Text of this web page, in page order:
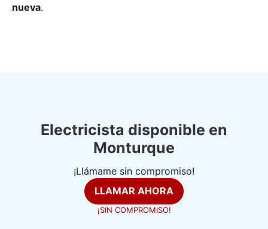
nueva.
Electricista disponible en
Monturque
¡Llámame sin compromiso!
LLAMAR AHORA
¡SIN COMPROMISO!